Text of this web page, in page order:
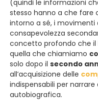
(quindi le informazioni
stesso hanno a che fare
intorno a sé, i
consapevolezza
concetto profondo che il
quella che chiamiamo
solo dopo il secondo
all’acquisizione delle
indispensabili per
autobiografica.